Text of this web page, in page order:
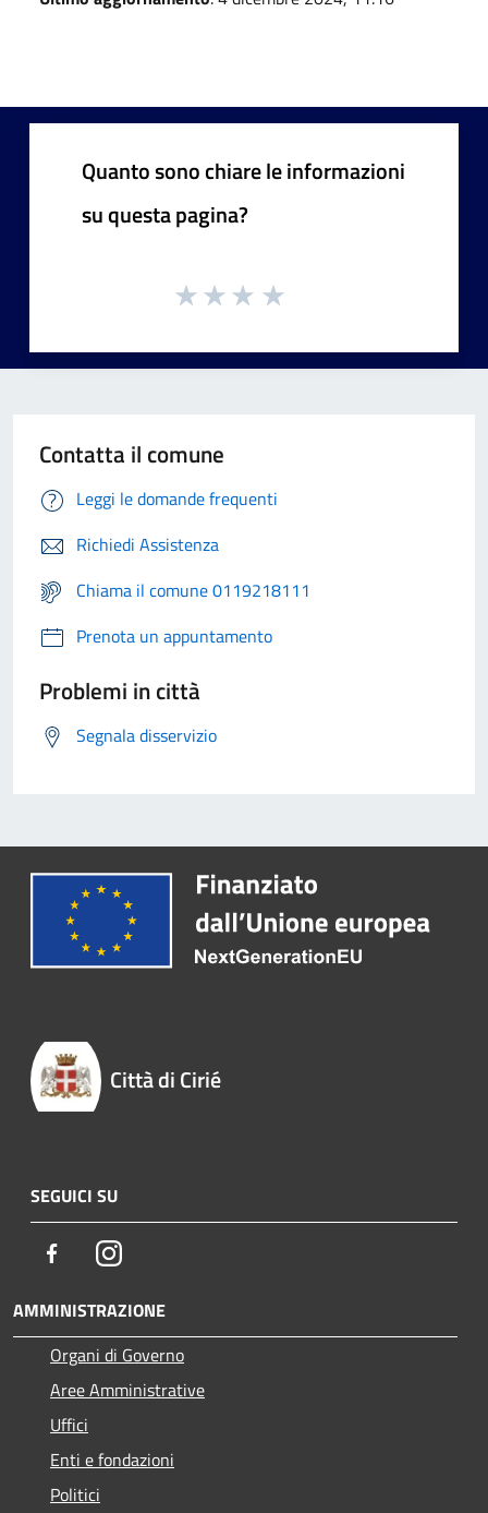
Quanto sono chiare le informazioni
su questa pagina?
Contatta il comune
Leggi le domande frequenti
Richiedi Assistenza
Chiama il comune 0119218111
Prenota un appuntamento
Problemi in città
Segnala disservizio
Città di Cirié
SEGUICI SU
FacebookInstagram
AMMINISTRAZIONE
Organi di Governo
Aree Amministrative
Uffici
Enti e fondazioni
Politici